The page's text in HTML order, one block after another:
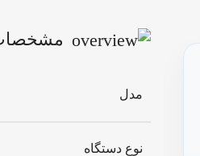
مدل
نوع دستگاه